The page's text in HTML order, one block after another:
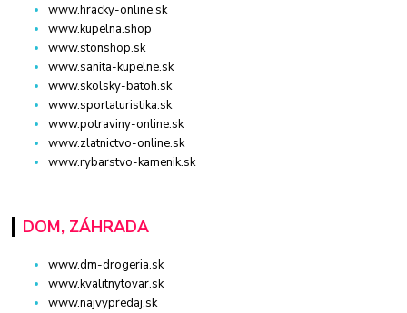
www.hracky-online.sk
www.kupelna.shop
www.stonshop.sk
www.sanita-kupelne.sk
www.skolsky-batoh.sk
www.sportaturistika.sk
www.potraviny-online.sk
www.zlatnictvo-online.sk
www.rybarstvo-kamenik.sk
DOM, ZÁHRADA
www.dm-drogeria.sk
www.kvalitnytovar.sk
www.najvypredaj.sk